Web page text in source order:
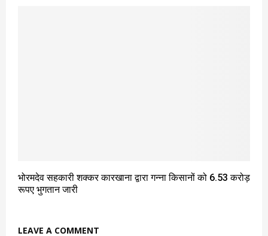
भोरमदेव सहकारी शक्कर कारखाना द्वारा गन्ना किसानों को 6.53 करोड़
रूपए भुगतान जारी
LEAVE A COMMENT